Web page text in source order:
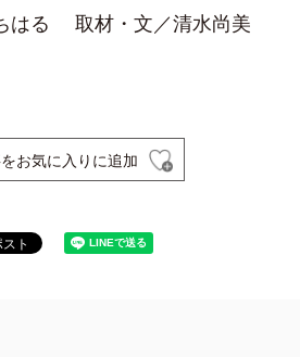
はる 取材・文／清水尚美
お気に入りに追加